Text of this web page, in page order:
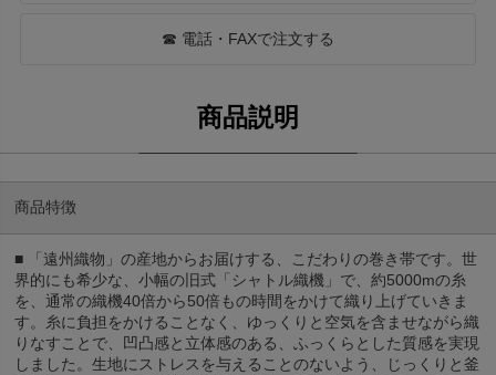
☎ 電話・FAXで注文する
商品特徴
■ 「遠州織物」の産地からお届けする、こだわりの巻き帯です。世
界的にも希少な、小幅の旧式「シャトル織機」で、約5000mの糸
を、通常の織機40倍から50倍もの時間をかけて織り上げていきま
す。糸に負担をかけることなく、ゆっくりと空気を含ませながら織
りなすことで、凹凸感と立体感のある、ふっくらとした質感を実現
しました。生地にストレスを与えることのないよう、じっくりと釜